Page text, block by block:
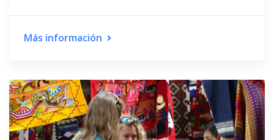
Más información